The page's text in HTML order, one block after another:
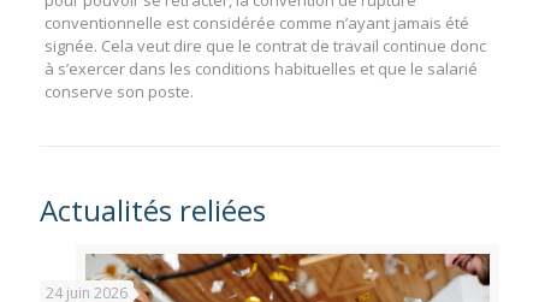
conventionnelle est considérée comme n’ayant jamais été
signée. Cela veut dire que le contrat de travail continue donc
à s’exercer dans les conditions habituelles et que le salarié
conserve son poste.
Actualités reliées
24 juin 2026